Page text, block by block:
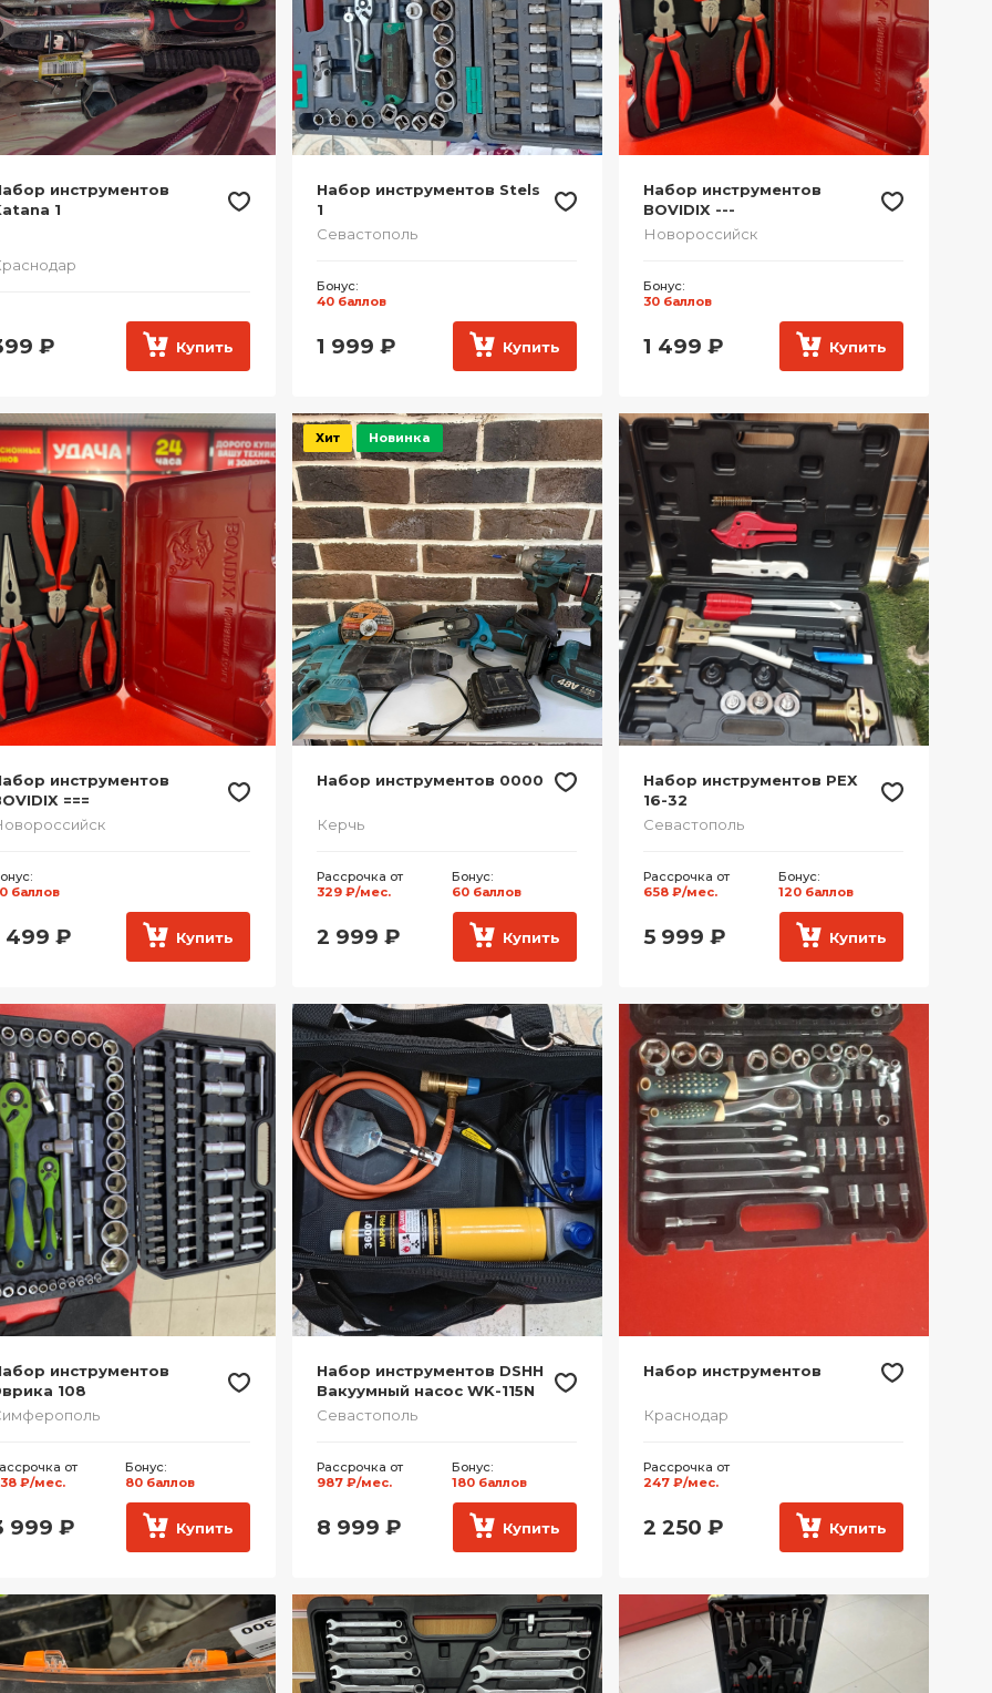
инструментов
1
₽ Купить
Набор инструментов Stels
1
Севастополь
Бонус:
40 баллов
1 999 ₽ Купить
Набор инструментов
BOVIDIX ---
Новороссийск
Бонус:
30 баллов
1 499 ₽ Купить
инструментов
===
баллов
499 ₽ Купить
Хит Новинка
Набор инструментов 0000
Керчь
Рассрочка от
329 ₽/мес.
Бонус:
60 баллов
2 999 ₽ Купить
Набор инструментов PEX
16-32
Севастополь
Рассрочка от
658 ₽/мес.
Бонус:
120 баллов
5 999 ₽ Купить
инструментов
108
от
₽/мес.
Бонус:
80 баллов
999 ₽ Купить
Набор инструментов DSHH
Вакуумный насос WK-115N
Севастополь
Рассрочка от
987 ₽/мес.
Бонус:
180 баллов
8 999 ₽ Купить
Набор инструментов
Краснодар
Рассрочка от
247 ₽/мес.
2 250 ₽ Купить